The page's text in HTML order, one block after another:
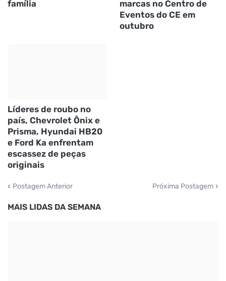
família
marcas no Centro de
Eventos do CE em
outubro
Líderes de roubo no
país, Chevrolet Ônix e
Prisma, Hyundai HB20
e Ford Ka enfrentam
escassez de peças
originais
Postagem Anterior Próxima Postagem
MAIS LIDAS DA SEMANA